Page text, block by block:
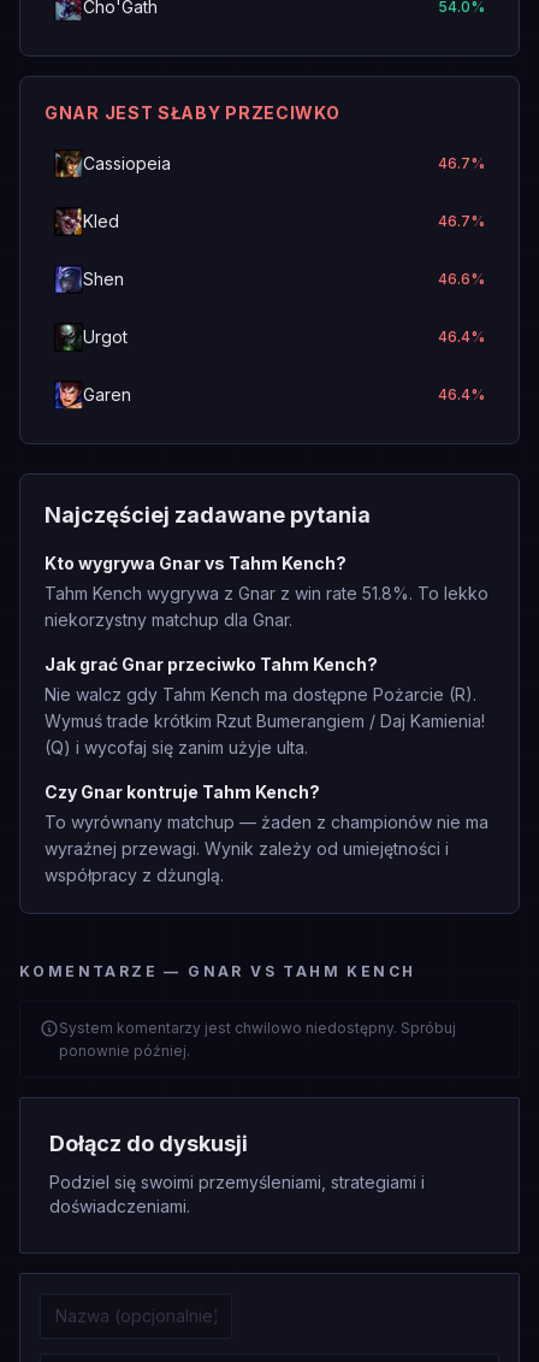
Cho'Gath 54.0%
GNAR JEST SŁABY PRZECIWKO
Cassiopeia 46.7%
Kled 46.7%
Shen 46.6%
Urgot 46.4%
Garen 46.4%
Najczęściej zadawane pytania
Kto wygrywa Gnar vs Tahm Kench?
Tahm Kench wygrywa z Gnar z win rate 51.8%. To lekko
niekorzystny matchup dla Gnar.
Jak grać Gnar przeciwko Tahm Kench?
Nie walcz gdy Tahm Kench ma dostępne Pożarcie (R).
Wymuś trade krótkim Rzut Bumerangiem / Daj Kamienia!
(Q) i wycofaj się zanim użyje ulta.
Czy Gnar kontruje Tahm Kench?
To wyrównany matchup — żaden z championów nie ma
wyraźnej przewagi. Wynik zależy od umiejętności i
współpracy z dżunglą.
KOMENTARZE — GNAR VS TAHM KENCH
System komentarzy jest chwilowo niedostępny. Spróbuj
ponownie później.
Dołącz do dyskusji
Podziel się swoimi przemyśleniami, strategiami i
doświadczeniami.